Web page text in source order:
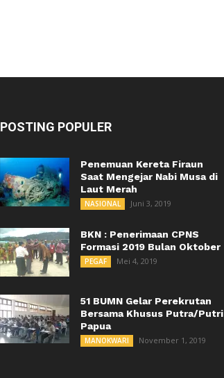
POSTING POPULER
Penemuan Kereta Firaun
Saat Mengejar Nabi Musa di
Laut Merah
NASIONAL Juni 3, 2019
BKN : Penerimaan CPNS
Formasi 2019 Bulan Oktober
PEGAF Mei 4, 2019
51 BUMN Gelar Perekrutan
Bersama Khusus Putra/Putri
Papua
MANOKWARI November 1, 2019